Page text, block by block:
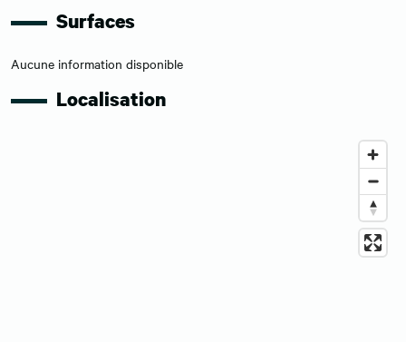
Surfaces
Aucune information disponible
Localisation